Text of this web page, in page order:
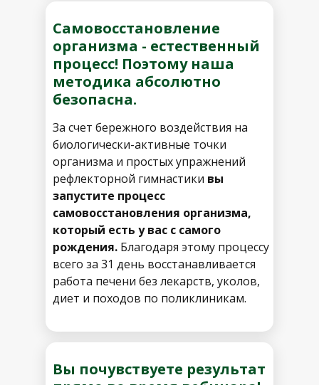
Самовосстановление
организма - естественный
процесс! Поэтому наша
методика абсолютно
безопасна.
За счет бережного воздействия на
биологически-активные точки
организма и простых упражнений
рефлекторной гимнастики вы
запустите процесс
самовосстановления организма,
который есть у вас с самого
рождения. Благодаря этому процессу
всего за 31 день восстанавливается
работа печени без лекарств, уколов,
диет и походов по поликлиникам.
Вы почувствуете результат